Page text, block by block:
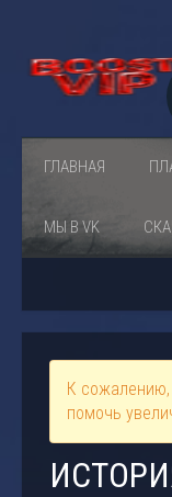
ГЛАВНАЯ
МЫ В VK
К сожалению,
помочь